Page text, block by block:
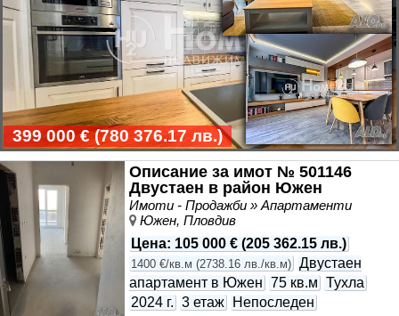
399 000 €(780 376.17 лв.)
Описание за имот № 501146
Двустаен в район Южен
Имоти - Продажби » Апартаменти
Южен, Пловдив
Цена: 105 000 € (205 362.15 лв.)
1400 €/кв.м (2738.16 лв./кв.м) Двустаен
апартамент в Южен 75 кв.м Тухла
2024 г. 3 етаж
Непоследен